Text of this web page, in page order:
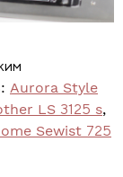
Aurora Style
LS 3125 s,
Sewist 725